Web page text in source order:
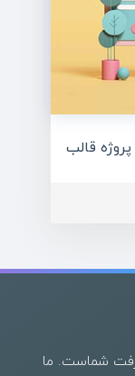
قالب
شماست. ما